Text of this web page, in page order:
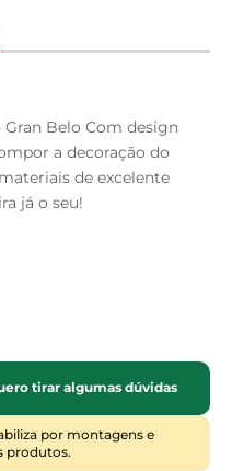
Gran Belo Com design
a decoração do
de excelente
já o seu!
tirar algumas dúvidas
por montagens e
produtos.